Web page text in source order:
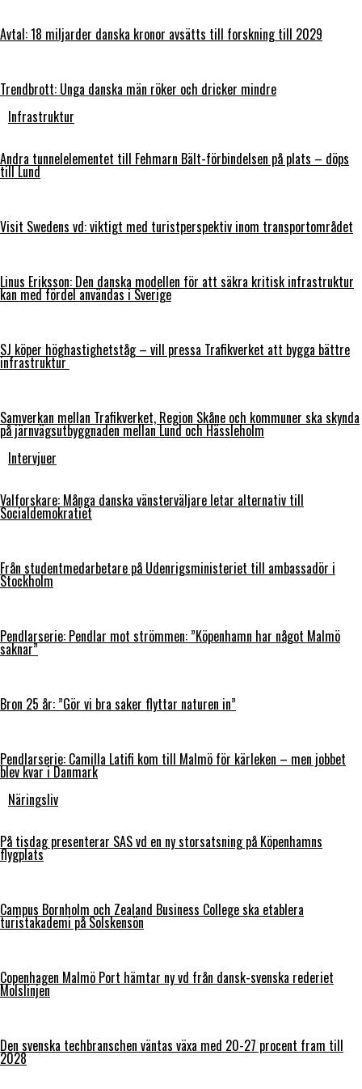
Avtal: 18 miljarder danska kronor avsätts till forskning till 2029
Trendbrott: Unga danska män röker och dricker mindre
Infrastruktur
Andra tunnelelementet till Fehmarn Bält-förbindelsen på plats – döps
till Lund
Visit Swedens vd: viktigt med turistperspektiv inom transportområdet
Linus Eriksson: Den danska modellen för att säkra kritisk infrastruktur
kan med fördel användas i Sverige
SJ köper höghastighetståg – vill pressa Trafikverket att bygga bättre
infrastruktur
Samverkan mellan Trafikverket, Region Skåne och kommuner ska skynda
på järnvägsutbyggnaden mellan Lund och Hässleholm
Intervjuer
Valforskare: Många danska vänsterväljare letar alternativ till
Socialdemokratiet
Från studentmedarbetare på Udenrigsministeriet till ambassadör i
Stockholm
Pendlarserie: Pendlar mot strömmen: ”Köpenhamn har något Malmö
saknar”
Bron 25 år: ”Gör vi bra saker flyttar naturen in”
Pendlarserie: Camilla Latifi kom till Malmö för kärleken – men jobbet
blev kvar i Danmark
Näringsliv
På tisdag presenterar SAS vd en ny storsatsning på Köpenhamns
flygplats
Campus Bornholm och Zealand Business College ska etablera
turistakademi på Solskensön
Copenhagen Malmö Port hämtar ny vd från dansk-svenska rederiet
Molslinjen
Den svenska techbranschen väntas växa med 20-27 procent fram till
2028